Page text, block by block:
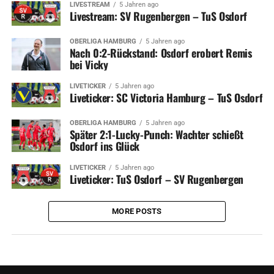
LIVESTREAM 5 Jahren ago
Livestream: SV Rugenbergen – TuS Osdorf
OBERLIGA HAMBURG 5 Jahren ago
Nach 0:2-Rückstand: Osdorf erobert Remis
bei Vicky
LIVETICKER 5 Jahren ago
Liveticker: SC Victoria Hamburg – TuS Osdorf
OBERLIGA HAMBURG 5 Jahren ago
Später 2:1-Lucky-Punch: Wachter schießt
Osdorf ins Glück
LIVETICKER 5 Jahren ago
Liveticker: TuS Osdorf – SV Rugenbergen
MORE POSTS